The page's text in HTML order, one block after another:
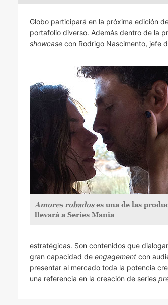
Globo participará en la próxima edición
portafolio diverso. Además dentro de la
showcase con Rodrigo Nascimento, jefe
Amores robadoses una de las
llevará a Series Mania
estratégicas. Son contenidos que
gran capacidad de engagement con
presentar al mercado toda la potencia
una referencia en la creación de series